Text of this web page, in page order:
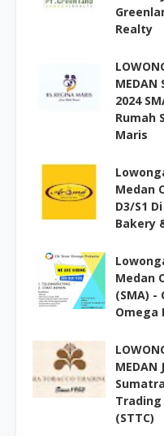
Realty
MEDAN
2024
Rumah
Maris
Medan
D3/S1
Bakery
Medan
(SMA) -
Omega
MEDAN
Trading
(STTC)